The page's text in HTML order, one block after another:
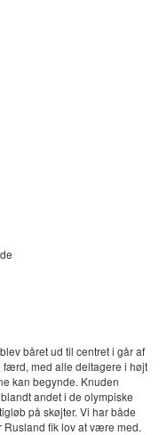
båret ud til centret i går af
med alle deltagere i højt
kan begynde. Knuden
andet i de olympiske
på skøjter. Vi har både
Rusland fik lov at være med.